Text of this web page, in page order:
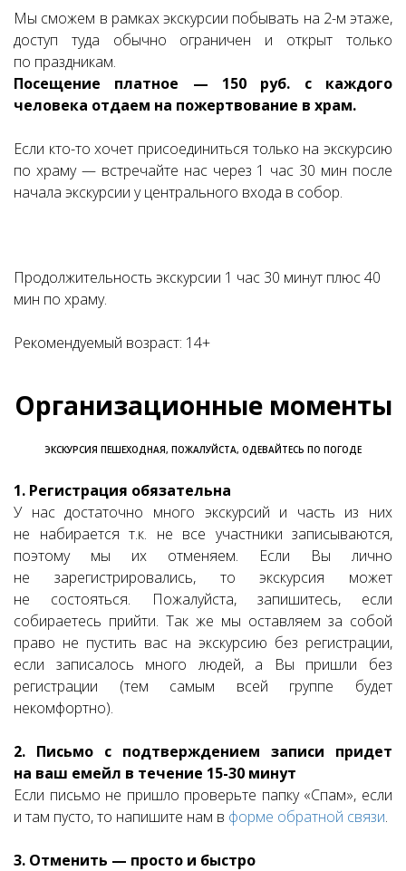
Мы сможем в рамках экскурсии побывать на 2-м этаже,
доступ туда обычно ограничен и открыт только
по праздникам.
Посещение платное — 150 руб. с каждого
человека отдаем на пожертвование в храм.
Если кто-то хочет присоединиться только на экскурсию
по храму — встречайте нас через 1 час 30 мин после
начала экскурсии у центрального входа в собор.
Продолжительность экскурсии 1 час 30 минут плюс 40
мин по храму.
Рекомендуемый возраст: 14+
Организационные моменты
ЭКСКУРСИЯ ПЕШЕХОДНАЯ, ПОЖАЛУЙСТА, ОДЕВАЙТЕСЬ ПО ПОГОДЕ
1. Регистрация обязательна
У нас достаточно много экскурсий и часть из них
не набирается т.к. не все участники записываются,
поэтому мы их отменяем. Если Вы лично
не зарегистрировались, то экскурсия может
не состояться. Пожалуйста, запишитесь, если
собираетесь прийти. Так же мы оставляем за собой
право не пустить вас на экскурсию без регистрации,
если записалось много людей, а Вы пришли без
регистрации (тем самым всей группе будет
некомфортно).
2. Письмо с подтверждением записи придет
на ваш емейл в течение 15-30 минут
Если письмо не пришло проверьте папку «Спам», если
и там пусто, то напишите нам в форме обратной связи.
3. Отменить — просто и быстро